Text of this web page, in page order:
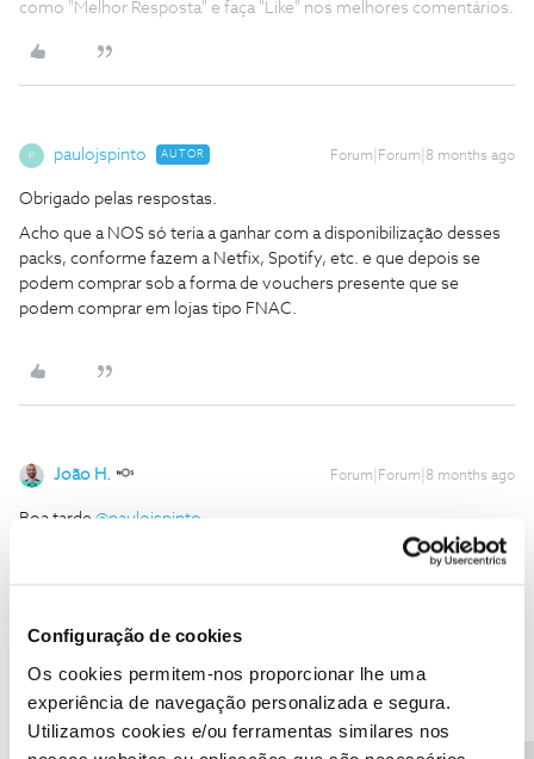
Configuração de cookies
Os cookies permitem-nos proporcionar lhe uma
experiência de navegação personalizada e segura.
Utilizamos cookies e/ou ferramentas similares nos
como "Melhor Resposta" e faça "Like" nos melhores comentários.
P paulojspinto AUTOR Forum|Forum|8 months ago
Obrigado pelas respostas.
Acho que a NOS só teria a ganhar com a disponibilização desses
packs, conforme fazem a Netfix, Spotify, etc. e que depois se
podem comprar sob a forma de vouchers presente que se
podem comprar em lojas tipo FNAC.
João H. Forum|Forum|8 months ago
Boa tarde ​ @paulojspinto
internamente pelas equipas NOS responsáveis.
Por favor, fale connosco se surgir alguma outra questão.
Estamos sempre disponíveis para ajudar aqui, no Fórum NOS.
Obrigado